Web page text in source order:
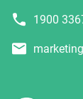
1900